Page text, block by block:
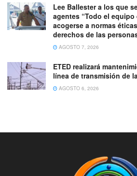
Lee Ballester a los que
agentes “Todo el equipo
acogerse a normas
derechos de las
AGOSTO 7, 2026
ETED realizará
línea de transmisión de
AGOSTO 6, 2026